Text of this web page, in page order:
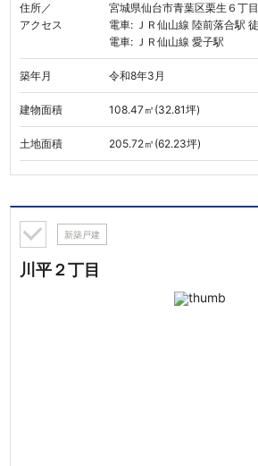
住所／
アクセス
宮城県仙台市青葉区栗生６丁目
電車: ＪＲ仙山線 陸前落合駅
電車: ＪＲ仙山線 愛子駅
築年月 令和8年3月
建物面積 108.47㎡(32.81坪)
土地面積 205.72㎡(62.23坪)
新築戸建
川平２丁目